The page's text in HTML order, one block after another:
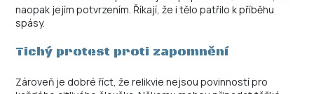
naopak jejím potvrzením. Říkají, že i tělo patřilo k příběhu
spásy.
Tichý protest proti zapomnění
Zároveň je dobré říct, že relikvie nejsou povinností pro